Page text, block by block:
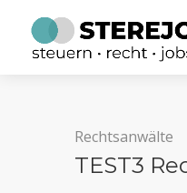
Rechtsanwälte
TEST3